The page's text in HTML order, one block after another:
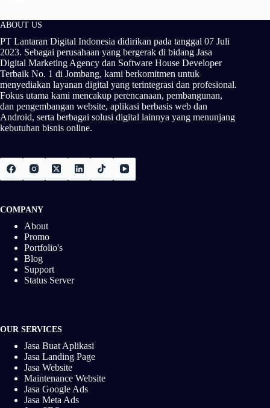
ABOUT US
PT Lantaran Digital Indonesia didirikan pada tanggal 07 Juli
2023. Sebagai perusahaan yang bergerak di bidang Jasa
Digital Marketing Agency dan Software House Developer
Terbaik No. 1 di Jombang, kami berkomitmen untuk
menyediakan layanan digital yang terintegrasi dan profesional.
Fokus utama kami mencakup perencanaan, pembangunan,
dan pengembangan website, aplikasi berbasis web dan
Android, serta berbagai solusi digital lainnya yang menunjang
kebutuhan bisnis online.
COMPANY
About
Promo
Portfolio's
Blog
Support
Status Server
OUR SERVICES
Jasa Buat Aplikasi
Jasa Landing Page
Jasa Website
Maintenance Website
Jasa Google Ads
Jasa Meta Ads